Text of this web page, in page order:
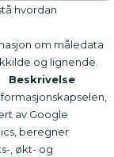
hvordan
om måledata
og lignende.
Beskrivelse
av Google
beregner
, økt- og